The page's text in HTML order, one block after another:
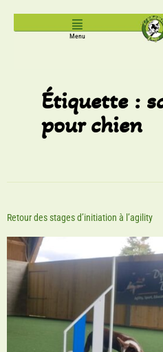
Menu
Étiquette :
pour chien
Retour des stages d’initiation à l’agility